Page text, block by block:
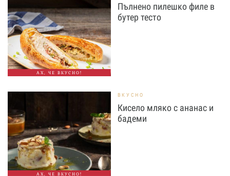
АХ, ЧЕ ВКУСНО!
Пълнено пилешко филе в
бутер тесто
АХ, ЧЕ ВКУСНО!
ВКУСНО
Кисело мляко с ананас и
бадеми